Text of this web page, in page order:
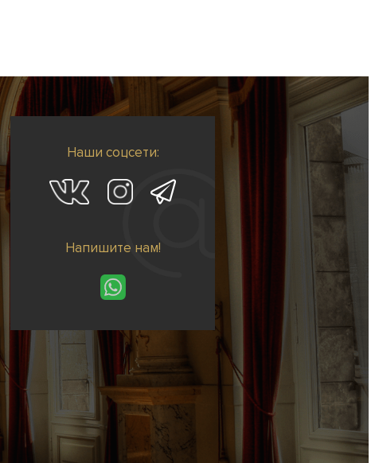
Наши соцсети:
Напишите нам!